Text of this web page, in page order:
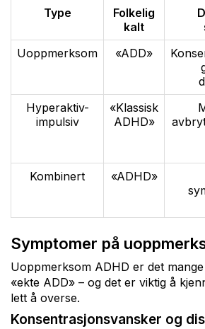
Type
Folkelig
kalt
Uoppmerksom «ADD»
Hyperaktiv-
impulsiv
«Klassisk
ADHD»
Kombinert «ADHD»
Symptomer på
Uoppmerksom ADHD er det
«ekte ADD» – og det er viktig å
lett å overse.
Konsentrasjonsvansker og